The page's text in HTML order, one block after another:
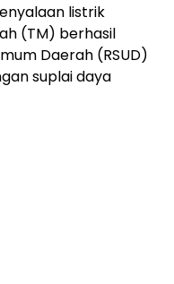
listrik
(TM) berhasil
Daerah (RSUD)
suplai daya